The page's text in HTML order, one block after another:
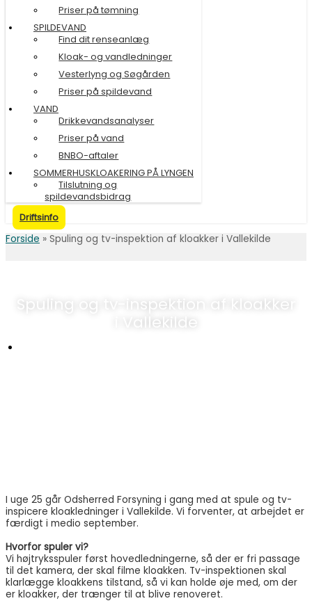
Priser på tømning
SPILDEVAND
Find dit renseanlæg
Kloak- og vandledninger
Vesterlyng og Søgården
Priser på spildevand
VAND
Drikkevandsanalyser
Priser på vand
BNBO-aftaler
SOMMERHUSKLOAKERING PÅ LYNGEN
Tilslutning og
spildevandsbidrag
Driftsinfo
Forside » Spuling og tv-inspektion af kloakker i Vallekilde
Spuling og tv-inspektion af kloakker
i Vallekilde
I uge 25 går Odsherred Forsyning i gang med at spule og tv-
inspicere kloakledninger i Vallekilde. Vi forventer, at arbejdet er
færdigt i medio september.
Hvorfor spuler vi?
Vi højtryksspuler først hovedledningerne, så der er fri passage
til det kamera, der skal filme kloakken. Tv-inspektionen skal
klarlægge kloakkens tilstand, så vi kan holde øje med, om der
er kloakker, der trænger til at blive renoveret.